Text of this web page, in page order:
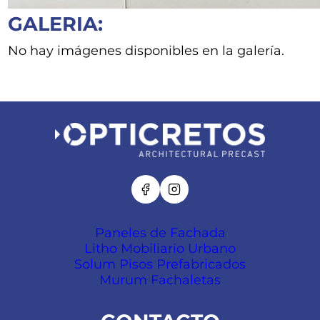
GALERIA:
No hay imágenes disponibles en la galería.
Paneles de Fachada
Litho Mobiliario Urbano
Solum Pisos Prefabricados
Murum Fachaletas